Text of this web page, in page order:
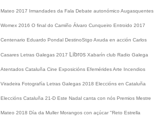
Mateo 2017 Irmandades da Fala Debate autonómico Augasquentes
Womex 2016 O final do Camiño Álvaro Cunqueiro Entroido 2017
Centenario Eduardo Pondal DestinoStgo Axuda en acción Carlos
Casares Letras Galegas 2017 Libros Xabarín club Radio Galega
Atentados Cataluña Cine Exposicións EfeméridesArte Incendios
Viradeira Fotografía Letras Galegas 2018 Eleccións en Cataluña
Eleccións Cataluña 21-D Este Nadal canta con nós Premios Mestre
Mateo 2018 Día da Muller Morangos con açúcar "Reto Estrella